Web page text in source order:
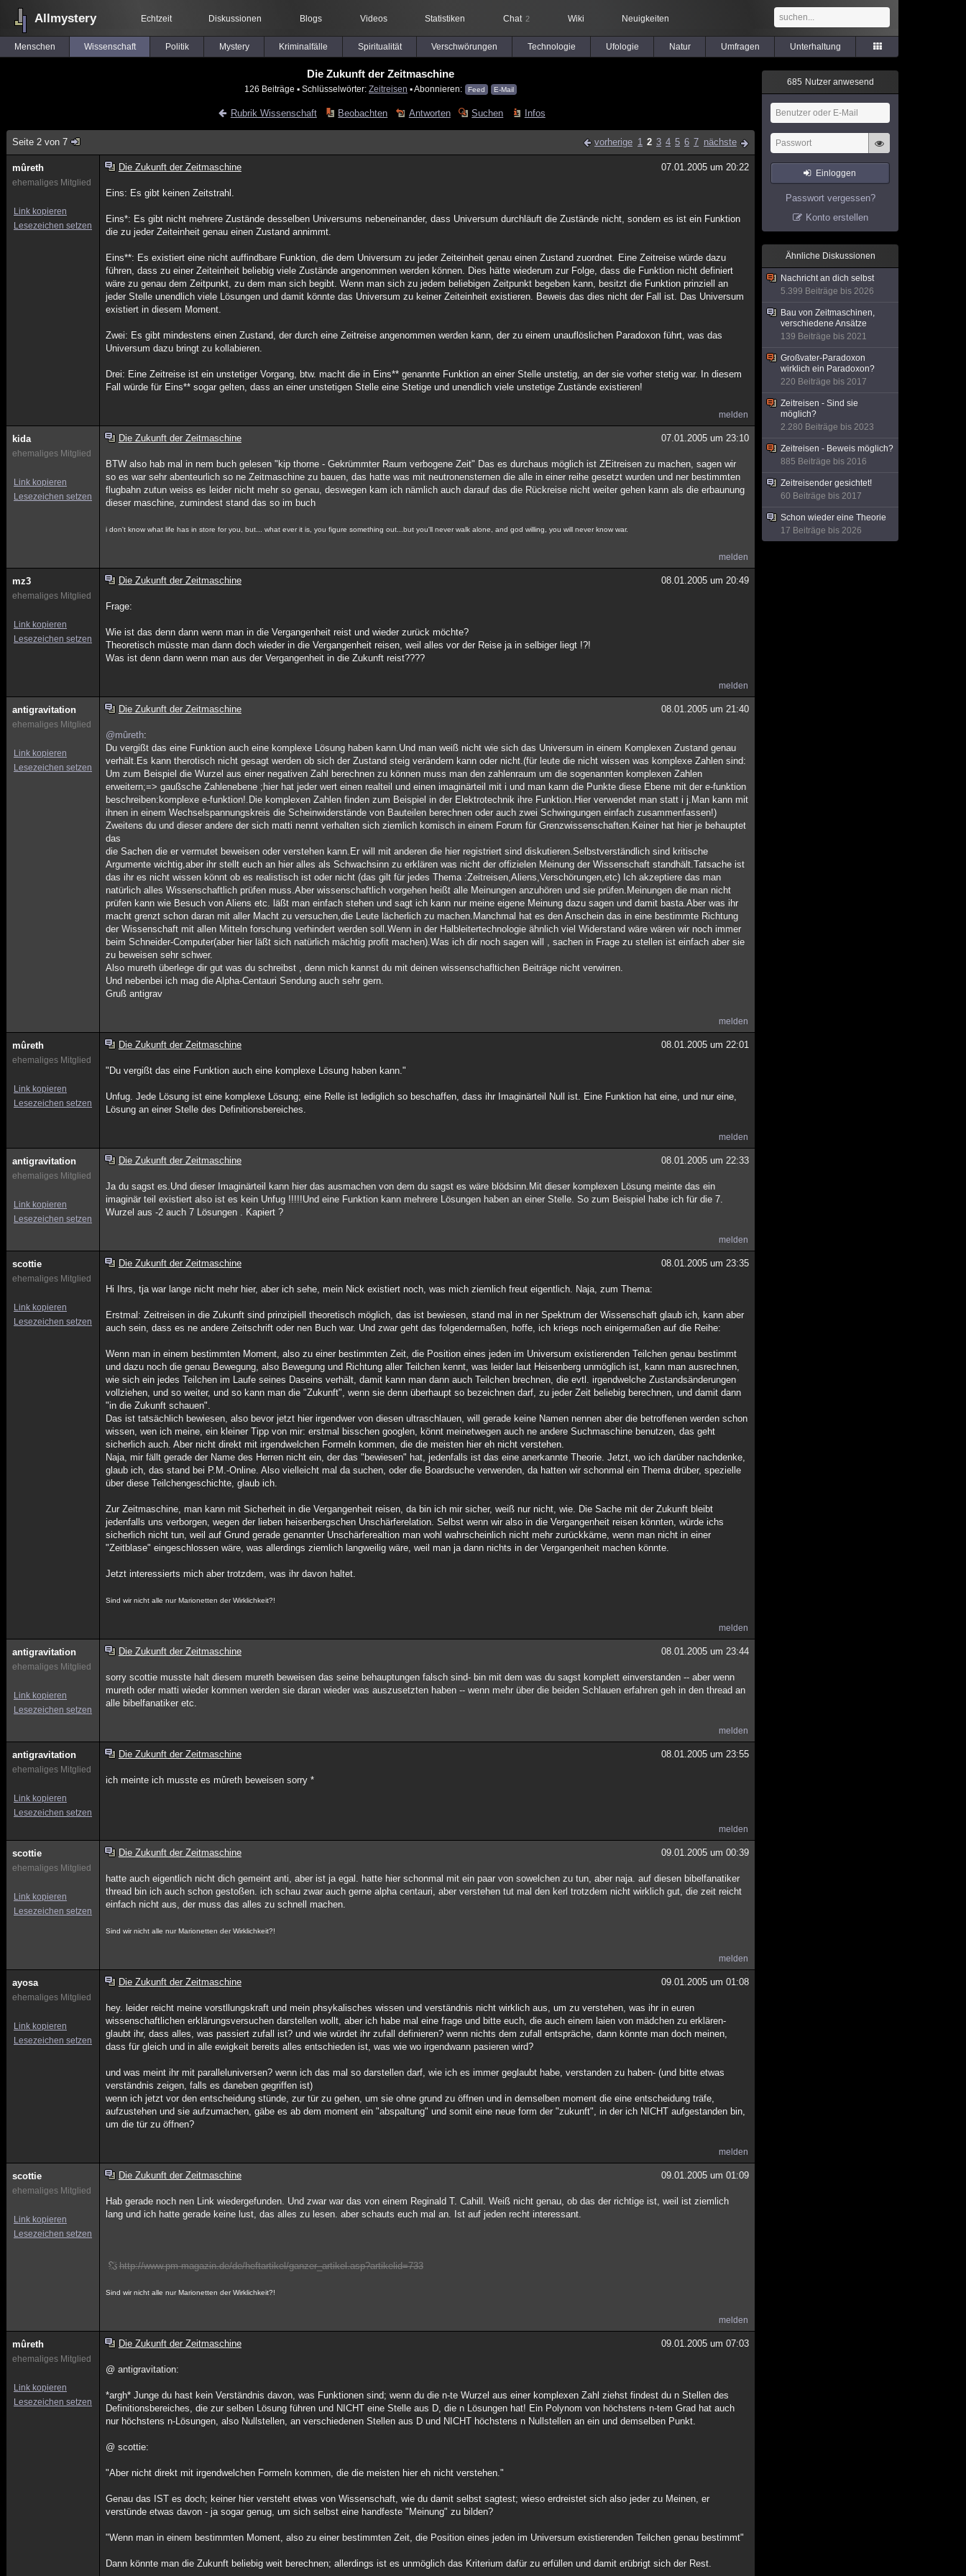
Allmystery Echtzeit Diskussionen Blogs Videos Statistiken Chat 2 Wiki Neuigkeiten
Menschen Wissenschaft Politik Mystery Kriminalfälle Spiritualität Verschwörungen Technologie Ufologie Natur Umfragen Unterhaltung
Die Zukunft der Zeitmaschine
126 Beiträge ▪ Schlüsselwörter: Zeitreisen ▪ Abonnieren: Feed E-Mail
Rubrik Wissenschaft Beobachten Antworten Suchen Infos
Seite 2 von 7 vorherige 1 2 3 4 5 6 7 nächste
mûreth
ehemaliges Mitglied
Link kopieren
Lesezeichen setzen
Die Zukunft der Zeitmaschine 07.01.2005 um 20:22
Eins: Es gibt keinen Zeitstrahl.
Eins*: Es gibt nicht mehrere Zustände desselben Universums nebeneinander, dass Universum durchläuft die Zustände nicht, sondern es ist ein Funktion
die zu jeder Zeiteinheit genau einen Zustand annimmt.
Eins**: Es existiert eine nicht auffindbare Funktion, die dem Universum zu jeder Zeiteinheit genau einen Zustand zuordnet. Eine Zeitreise würde dazu
führen, dass zu einer Zeiteinheit beliebig viele Zustände angenommen werden können. Dies hätte wiederum zur Folge, dass die Funktion nicht definiert
wäre zu genau dem Zeitpunkt, zu dem man sich begibt. Wenn man sich zu jedem beliebigen Zeitpunkt begeben kann, besitzt die Funktion prinziell an
jeder Stelle unendlich viele Lösungen und damit könnte das Universum zu keiner Zeiteinheit existieren. Beweis das dies nicht der Fall ist. Das Universum
existiert in diesem Moment.
Zwei: Es gibt mindestens einen Zustand, der durch eine Zeitreise angenommen werden kann, der zu einem unauflöslichen Paradoxon führt, was das
Universum dazu bringt zu kollabieren.
Drei: Eine Zeitreise ist ein unstetiger Vorgang, btw. macht die in Eins** genannte Funktion an einer Stelle unstetig, an der sie vorher stetig war. In diesem
Fall würde für Eins** sogar gelten, dass an einer unstetigen Stelle eine Stetige und unendlich viele unstetige Zustände existieren!
melden
kida
ehemaliges Mitglied
Link kopieren
Lesezeichen setzen
Die Zukunft der Zeitmaschine 07.01.2005 um 23:10
BTW also hab mal in nem buch gelesen "kip thorne - Gekrümmter Raum verbogene Zeit" Das es durchaus möglich ist ZEitreisen zu machen, sagen wir
so es war sehr abenteurlich so ne Zeitmaschine zu bauen, das hatte was mit neutronensternen die alle in einer reihe gesetzt wurden und ner bestimmten
flugbahn zutun weiss es leider nicht mehr so genau, deswegen kam ich nämlich auch darauf das die Rückreise nicht weiter gehen kann als die erbaunung
dieser maschine, zumindest stand das so im buch
i don't know what life has in store for you, but... what ever it is, you figure something out...but you'll never walk alone, and god willing, you will never know war.
melden
mz3
ehemaliges Mitglied
Link kopieren
Lesezeichen setzen
Die Zukunft der Zeitmaschine 08.01.2005 um 20:49
Frage:
Wie ist das denn dann wenn man in die Vergangenheit reist und wieder zurück möchte?
Theoretisch müsste man dann doch wieder in die Vergangenheit reisen, weil alles vor der Reise ja in selbiger liegt !?!
Was ist denn dann wenn man aus der Vergangenheit in die Zukunft reist????
melden
antigravitation
ehemaliges Mitglied
Link kopieren
Lesezeichen setzen
Die Zukunft der Zeitmaschine 08.01.2005 um 21:40
@mûreth:
Du vergißt das eine Funktion auch eine komplexe Lösung haben kann.Und man weiß nicht wie sich das Universum in einem Komplexen Zustand genau
verhält.Es kann therotisch nicht gesagt werden ob sich der Zustand steig verändern kann oder nicht.(für leute die nicht wissen was komplexe Zahlen sind:
Um zum Beispiel die Wurzel aus einer negativen Zahl berechnen zu können muss man den zahlenraum um die sogenannten komplexen Zahlen
erweitern;=> gaußsche Zahlenebene ;hier hat jeder wert einen realteil und einen imaginärteil mit i und man kann die Punkte diese Ebene mit der e-funktion
beschreiben:komplexe e-funktion!.Die komplexen Zahlen finden zum Beispiel in der Elektrotechnik ihre Funktion.Hier verwendet man statt i j.Man kann mit
ihnen in einem Wechselspannungskreis die Scheinwiderstände von Bauteilen berechnen oder auch zwei Schwingungen einfach zusammenfassen!)
Zweitens du und dieser andere der sich matti nennt verhalten sich ziemlich komisch in einem Forum für Grenzwissenschaften.Keiner hat hier je behauptet
das
die Sachen die er vermutet beweisen oder verstehen kann.Er will mit anderen die hier registriert sind diskutieren.Selbstverständlich sind kritische
Argumente wichtig,aber ihr stellt euch an hier alles als Schwachsinn zu erklären was nicht der offizielen Meinung der Wissenschaft standhält.Tatsache ist
das ihr es nicht wissen könnt ob es realistisch ist oder nicht (das gilt für jedes Thema :Zeitreisen,Aliens,Verschörungen,etc) Ich akzeptiere das man
natürlich alles Wissenschaftlich prüfen muss.Aber wissenschaftlich vorgehen heißt alle Meinungen anzuhören und sie prüfen.Meinungen die man nicht
prüfen kann wie Besuch von Aliens etc. läßt man einfach stehen und sagt ich kann nur meine eigene Meinung dazu sagen und damit basta.Aber was ihr
macht grenzt schon daran mit aller Macht zu versuchen,die Leute lächerlich zu machen.Manchmal hat es den Anschein das in eine bestimmte Richtung
der Wissenschaft mit allen Mitteln forschung verhindert werden soll.Wenn in der Halbleitertechnologie ähnlich viel Widerstand wäre wären wir noch immer
beim Schneider-Computer(aber hier läßt sich natürlich mächtig profit machen).Was ich dir noch sagen will , sachen in Frage zu stellen ist einfach aber sie
zu beweisen sehr schwer.
Also mureth überlege dir gut was du schreibst , denn mich kannst du mit deinen wissenschafltichen Beiträge nicht verwirren.
Und nebenbei ich mag die Alpha-Centauri Sendung auch sehr gern.
Gruß antigrav
melden
mûreth
ehemaliges Mitglied
Link kopieren
Lesezeichen setzen
Die Zukunft der Zeitmaschine 08.01.2005 um 22:01
"Du vergißt das eine Funktion auch eine komplexe Lösung haben kann."
Unfug. Jede Lösung ist eine komplexe Lösung; eine Relle ist lediglich so beschaffen, dass ihr Imaginärteil Null ist. Eine Funktion hat eine, und nur eine,
Lösung an einer Stelle des Definitionsbereiches.
melden
antigravitation
ehemaliges Mitglied
Link kopieren
Lesezeichen setzen
Die Zukunft der Zeitmaschine 08.01.2005 um 22:33
Ja du sagst es.Und dieser Imaginärteil kann hier das ausmachen von dem du sagst es wäre blödsinn.Mit dieser komplexen Lösung meinte das ein
imaginär teil existiert also ist es kein Unfug !!!!!Und eine Funktion kann mehrere Lösungen haben an einer Stelle. So zum Beispiel habe ich für die 7.
Wurzel aus -2 auch 7 Lösungen . Kapiert ?
melden
scottie
ehemaliges Mitglied
Link kopieren
Lesezeichen setzen
Die Zukunft der Zeitmaschine 08.01.2005 um 23:35
Hi Ihrs, tja war lange nicht mehr hier, aber ich sehe, mein Nick existiert noch, was mich ziemlich freut eigentlich. Naja, zum Thema:
Erstmal: Zeitreisen in die Zukunft sind prinzipiell theoretisch möglich, das ist bewiesen, stand mal in ner Spektrum der Wissenschaft glaub ich, kann aber
auch sein, dass es ne andere Zeitschrift oder nen Buch war. Und zwar geht das folgendermaßen, hoffe, ich kriegs noch einigermaßen auf die Reihe:
Wenn man in einem bestimmten Moment, also zu einer bestimmten Zeit, die Position eines jeden im Universum existierenden Teilchen genau bestimmt
und dazu noch die genau Bewegung, also Bewegung und Richtung aller Teilchen kennt, was leider laut Heisenberg unmöglich ist, kann man ausrechnen,
wie sich ein jedes Teilchen im Laufe seines Daseins verhält, damit kann man dann auch Teilchen brechnen, die evtl. irgendwelche Zustandsänderungen
vollziehen, und so weiter, und so kann man die "Zukunft", wenn sie denn überhaupt so bezeichnen darf, zu jeder Zeit beliebig berechnen, und damit dann
"in die Zukunft schauen".
Das ist tatsächlich bewiesen, also bevor jetzt hier irgendwer von diesen ultraschlauen, will gerade keine Namen nennen aber die betroffenen werden schon
wissen, wen ich meine, ein kleiner Tipp von mir: erstmal bisschen googlen, könnt meinetwegen auch ne andere Suchmaschine benutzen, das geht
sicherlich auch. Aber nicht direkt mit irgendwelchen Formeln kommen, die die meisten hier eh nicht verstehen.
Naja, mir fällt gerade der Name des Herren nicht ein, der das "bewiesen" hat, jedenfalls ist das eine anerkannte Theorie. Jetzt, wo ich darüber nachdenke,
glaub ich, das stand bei P.M.-Online. Also vielleicht mal da suchen, oder die Boardsuche verwenden, da hatten wir schonmal ein Thema drüber, spezielle
über diese Teilchengeschichte, glaub ich.
Zur Zeitmaschine, man kann mit Sicherheit in die Vergangenheit reisen, da bin ich mir sicher, weiß nur nicht, wie. Die Sache mit der Zukunft bleibt
jedenfalls uns verborgen, wegen der lieben heisenbergschen Unschärferelation. Selbst wenn wir also in die Vergangenheit reisen könnten, würde ichs
sicherlich nicht tun, weil auf Grund gerade genannter Unschärferealtion man wohl wahrscheinlich nicht mehr zurückkäme, wenn man nicht in einer
"Zeitblase" eingeschlossen wäre, was allerdings ziemlich langweilig wäre, weil man ja dann nichts in der Vergangenheit machen könnte.
Jetzt interessierts mich aber trotzdem, was ihr davon haltet.
Sind wir nicht alle nur Marionetten der Wirklichkeit?!
melden
antigravitation
ehemaliges Mitglied
Link kopieren
Lesezeichen setzen
Die Zukunft der Zeitmaschine 08.01.2005 um 23:44
sorry scottie musste halt diesem mureth beweisen das seine behauptungen falsch sind- bin mit dem was du sagst komplett einverstanden -- aber wenn
mureth oder matti wieder kommen werden sie daran wieder was auszusetzten haben -- wenn mehr über die beiden Schlauen erfahren geh in den thread an
alle bibelfanatiker etc.
melden
antigravitation
ehemaliges Mitglied
Link kopieren
Lesezeichen setzen
Die Zukunft der Zeitmaschine 08.01.2005 um 23:55
ich meinte ich musste es mûreth beweisen sorry *
melden
scottie
ehemaliges Mitglied
Link kopieren
Lesezeichen setzen
Die Zukunft der Zeitmaschine 09.01.2005 um 00:39
hatte auch eigentlich nicht dich gemeint anti, aber ist ja egal. hatte hier schonmal mit ein paar von sowelchen zu tun, aber naja. auf diesen bibelfanatiker
thread bin ich auch schon gestoßen. ich schau zwar auch gerne alpha centauri, aber verstehen tut mal den kerl trotzdem nicht wirklich gut, die zeit reicht
einfach nicht aus, der muss das alles zu schnell machen.
Sind wir nicht alle nur Marionetten der Wirklichkeit?!
melden
ayosa
ehemaliges Mitglied
Link kopieren
Lesezeichen setzen
Die Zukunft der Zeitmaschine 09.01.2005 um 01:08
hey. leider reicht meine vorstllungskraft und mein phsykalisches wissen und verständnis nicht wirklich aus, um zu verstehen, was ihr in euren
wissenschaftlichen erklärungsversuchen darstellen wollt, aber ich habe mal eine frage und bitte euch, die auch einem laien von mädchen zu erklären-
glaubt ihr, dass alles, was passiert zufall ist? und wie würdet ihr zufall definieren? wenn nichts dem zufall entspräche, dann könnte man doch meinen,
dass für gleich und in alle ewigkeit bereits alles entschieden ist, was wie wo irgendwann pasieren wird?
und was meint ihr mit paralleluniversen? wenn ich das mal so darstellen darf, wie ich es immer geglaubt habe, verstanden zu haben- (und bitte etwas
verständnis zeigen, falls es daneben gegriffen ist)
wenn ich jetzt vor den entscheidung stünde, zur tür zu gehen, um sie ohne grund zu öffnen und in demselben moment die eine entscheidung träfe,
aufzustehen und sie aufzumachen, gäbe es ab dem moment ein "abspaltung" und somit eine neue form der "zukunft", in der ich NICHT aufgestanden bin,
um die tür zu öffnen?
melden
scottie
ehemaliges Mitglied
Link kopieren
Lesezeichen setzen
Die Zukunft der Zeitmaschine 09.01.2005 um 01:09
Hab gerade noch nen Link wiedergefunden. Und zwar war das von einem Reginald T. Cahill. Weiß nicht genau, ob das der richtige ist, weil ist ziemlich
lang und ich hatte gerade keine lust, das alles zu lesen. aber schauts euch mal an. Ist auf jeden recht interessant.
http://www.pm-magazin.de/de/heftartikel/ganzer_artikel.asp?artikelid=733
Sind wir nicht alle nur Marionetten der Wirklichkeit?!
melden
mûreth
ehemaliges Mitglied
Link kopieren
Lesezeichen setzen
Die Zukunft der Zeitmaschine 09.01.2005 um 07:03
@ antigravitation:
*argh* Junge du hast kein Verständnis davon, was Funktionen sind; wenn du die n-te Wurzel aus einer komplexen Zahl ziehst findest du n Stellen des
Definitionsbereiches, die zur selben Lösung führen und NICHT eine Stelle aus D, die n Lösungen hat! Ein Polynom von höchstens n-tem Grad hat auch
nur höchstens n-Lösungen, also Nullstellen, an verschiedenen Stellen aus D und NICHT höchstens n Nullstellen an ein und demselben Punkt.
@ scottie:
"Aber nicht direkt mit irgendwelchen Formeln kommen, die die meisten hier eh nicht verstehen."
Genau das IST es doch; keiner hier versteht etwas von Wissenschaft, wie du damit selbst sagtest; wieso erdreistet sich also jeder zu Meinen, er
verstünde etwas davon - ja sogar genug, um sich selbst eine handfeste "Meinung" zu bilden?
"Wenn man in einem bestimmten Moment, also zu einer bestimmten Zeit, die Position eines jeden im Universum existierenden Teilchen genau bestimmt"
Dann könnte man die Zukunft beliebig weit berechnen; allerdings ist es unmöglich das Kriterium dafür zu erfüllen und damit erübrigt sich der Rest.
685 Nutzer anwesend
Einloggen
Passwort vergessen?
Konto erstellen
Ähnliche Diskussionen
Nachricht an dich selbst
5.399 Beiträge bis 2026
Bau von Zeitmaschinen,
verschiedene Ansätze
139 Beiträge bis 2021
Großvater-Paradoxon
wirklich ein Paradoxon?
220 Beiträge bis 2017
Zeitreisen - Sind sie
möglich?
2.280 Beiträge bis 2023
Zeitreisen - Beweis möglich?
885 Beiträge bis 2016
Zeitreisender gesichtet!
60 Beiträge bis 2017
Schon wieder eine Theorie
17 Beiträge bis 2026